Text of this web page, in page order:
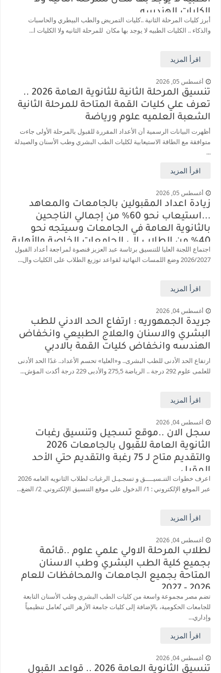
الكليات الهندسه
أبرز كليات المرحلة الثانية ..كليات التمريض والطب البيطري والحاسبات
والذكاء .. الكليات الطبيه لا يوجد بها مكان للمرحلة الثانيه ولا الكليات ا...
اقرأ المزيد
أغسطس 05, 2026
تنسيق المرحلة الثانية للثانوية العامة 2026 ..
تعرف علي كليات القمة المتاحة للمرحلة الثانية
الشعبة العلميه علوم ورياضة
أظهرت البيانات الرسمية أن الأعداد المقررة للقبول بالمرحلة الأولى جاءت
متوافقة مع الطاقة الاستيعابية لكليات الطب البشري وطب الأسنان والصيدلة
...
اقرأ المزيد
أغسطس 05, 2026
زيادة اعداد المقبولين بالجامعات والمعاهد
...استيعاب نحو 60% من إجمالي الناجحين
بالثانوية العامة في الجامعات وسيتجه نحو
40% من الطلاب إلى الجامعات الخاصة والأهلية
اجتماع اللجنة العليا للتنسيق برئاسة عبد العزيز قنصوة لمراجعة أعداد القبول
2026/2027 وضع اللمسات النهائية لقواعد توزيع الطلاب على الكليات وال...
اقرأ المزيد
أغسطس 04, 2026
جريدة الجمهوريه : ارتفاع الحد الادني للطب
البشري والاسنان والعلاج الطبيعي وانخفاض
الهندسه وانخفاض كليات القمة بالادبي
ارتفاع الحد الأدنى للطب البشرى.. و«العليا» تحسم الأعداد.. غدًا الحد الأدنى
للعلمى علوم 292 درجة .. الرياضة 275,5 والأدبى 229 درجة أكدت المؤش...
اقرأ المزيد
أغسطس 04, 2026
سجل الان ..موقع تسجيل وتنسيق رغبات
الثانوية العامة للقبول بالجامعات 2026
والتقديم متاح لـ 75 رغبة والتقديم حتي الأحد
المقبل
عبر الموقع الإلكتروني : 1/ الدخول على موقع التنسيق الإلكتروني. 2/ الضغ...
اقرأ المزيد
أغسطس 04, 2026
لطلاب المرحلة الاولي علمي علوم ..قائمة
بجميع كلية الطب البشري وطب الاسنان
المتاحة بجميع الجامعات والمحافظات للعام
2026 - 2027
تضم مصر مجموعة واسعة من كليات الطب البشري وطب الأسنان التابعة
للجامعات الحكومية، بالإضافة إلى كليات جامعة الأزهر التي تُعامل تنظيمياً
وإداري...
اقرأ المزيد
أغسطس 04, 2026
تنسيق الثانوية العامة 2026 .. قواعد القبول